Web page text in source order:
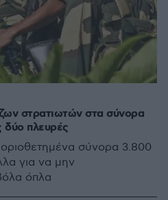
στρατιωτών στα σύνορα
δύο πλευρές
σύνορα 3.800
για να μην
όπλα